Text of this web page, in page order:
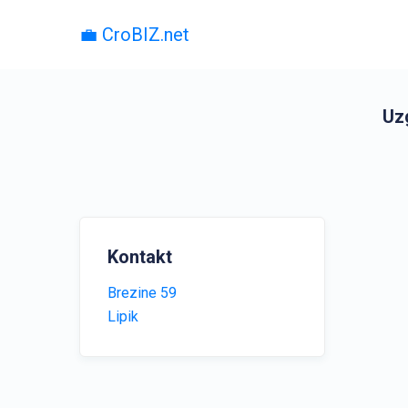
💼 CroBIZ.net
Kontakt
Brezine 59
Lipik